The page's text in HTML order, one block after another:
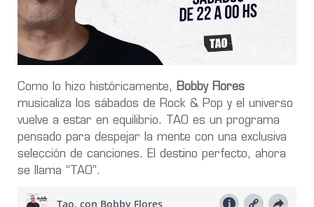
Como lo hizo históricamente,
Bobby Flores
musicaliza los sábados de Rock & Pop y el universo
vuelve a estar en equilibrio. TAO es un programa
pensado para despejar la mente con una exclusiva
selección de canciones. El destino perfecto, ahora
se llama “TAO”.